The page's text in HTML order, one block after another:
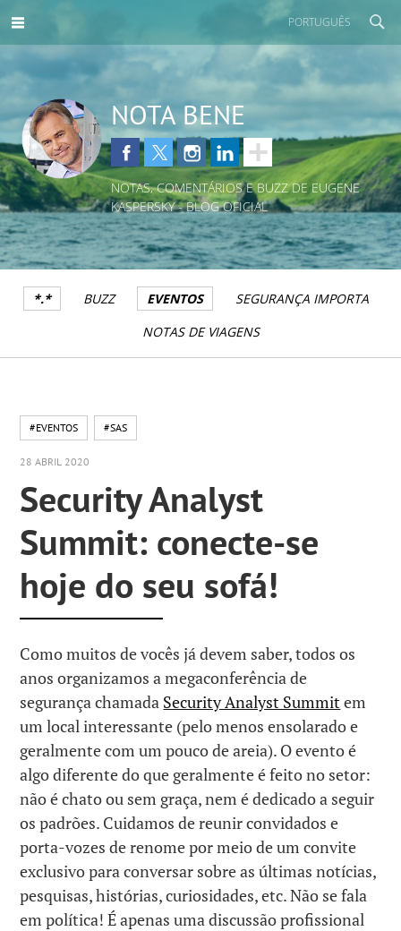
PORTUGUÊS
NOTA BENE
NOTAS, COMENTÁRIOS E BUZZ DE EUGENE
KASPERSKY - BLOG OFICIAL
*.* BUZZ EVENTOS
SEGURANÇA IMPORTA
NOTAS DE VIAGENS
#EVENTOS #SAS
28 ABRIL 2020
Security Analyst
Summit: conecte-se
hoje do seu sofá!
Como muitos de vocês já devem saber, todos os
anos organizamos a megaconferência de
segurança chamada Security Analyst Summitem
um local interessante (pelo menos ensolarado e
geralmente com um pouco de areia). O evento é
algo diferente do que geralmente é feito no setor:
não é chato ou sem graça, nem é dedicado a seguir
os padrões. Cuidamos de reunir convidados e
porta-vozes de renome por meio de um convite
exclusivo para conversar sobre as últimas notícias,
pesquisas, histórias, curiosidades, etc. Não se fala
em política! É apenas uma discussão profissional